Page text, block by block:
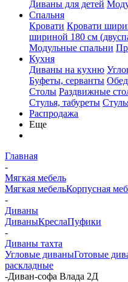
Диваны для детей
Спальня
Кровати Кровати
шириной 180 см
Модульные спальни
Кухня
Диваны на кухню
Буфеты, серванты
Столы Раздвижные
Стулья, табуреты
Распродажа
Еще
Главная
-
Мягкая мебель
Мягкая мебельКорпусная
-
Диваны
ДиваныКреслаПуфики
-
Диваны тахта
Угловые диваныГотовые
раскладные
-Диван-софа Влада 2Д